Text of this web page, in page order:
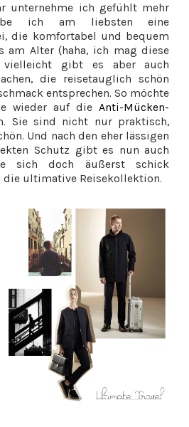
unternehme ich gefühlt mehr
ich am liebsten eine
die komfortabel und bequem
am Alter (haha, ich mag diese
gibt es aber auch
die reisetauglich schön
entsprechen. So möchte
wieder auf dieAnti-Mücken-
Sie sind nicht nur praktisch,
Und nach den eher lässigen
Schutz gibt es nun auch
sich doch äußerst schick
dieultimative Reisekollektion.